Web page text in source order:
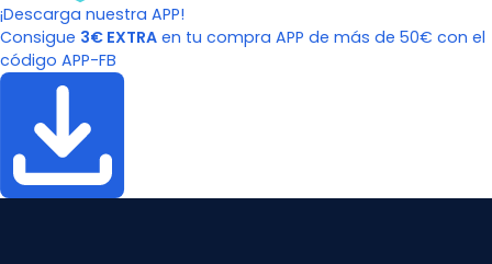
¡Descarga nuestra APP!
Consigue 3€ EXTRA en tu compra APP de más de 50€ con el
código APP-FB